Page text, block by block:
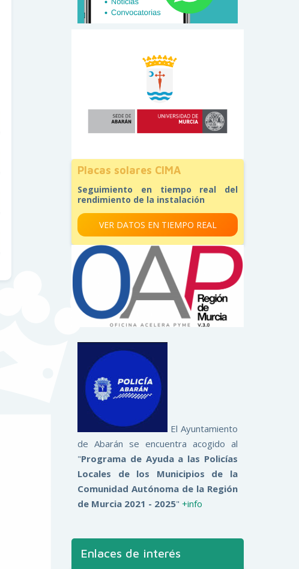
Placas solares CIMA
Seguimiento en tiempo real del
rendimiento de la instalación
VER DATOS EN TIEMPO REAL
El Ayuntamiento
de Abarán se encuentra acogido al
"Programa de Ayuda a las Policías
Locales de los Municipios de la
Comunidad Autónoma de la Región
de Murcia 2021 - 2025" +info
Enlaces de interés